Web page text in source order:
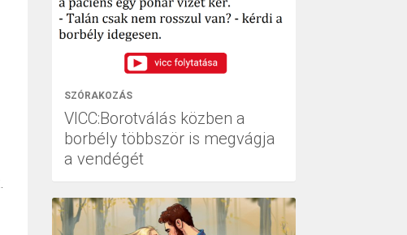
SZÓRAKOZÁS
VICC:Borotválás közben a
borbély többször is megvágja
a vendégét